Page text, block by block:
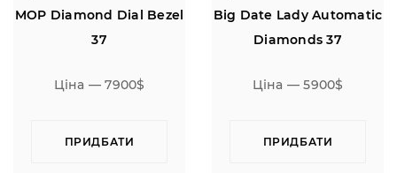
MOP Diamond Dial Bezel
37
Ціна — 7900$
ПРИДБАТИ
Big Date Lady Automatic
Diamonds 37
Ціна — 5900$
ПРИДБАТИ